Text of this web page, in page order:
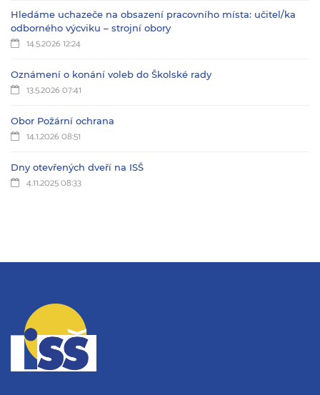
Hledáme uchazeče na obsazení pracovního místa: učitel/ka
odborného výcviku – strojní obory
14.5.2026 12:24
Oznámení o konání voleb do Školské rady
13.5.2026 07:41
Obor Požární ochrana
14.1.2026 08:51
Dny otevřených dveří na ISŠ
4.11.2025 08:33